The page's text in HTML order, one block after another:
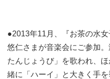
●2013年11月、『お茶の水
悠仁さまが音楽会にご参加
たんじょうび」を歌われ、
緒に「ハーイ」と大きく手を